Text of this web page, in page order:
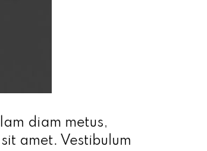
diam metus,
amet. Vestibulum